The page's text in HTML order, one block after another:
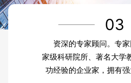
03
资深的专家顾问。专
家级科研院所、著名大学
功经验的企业家，拥有强